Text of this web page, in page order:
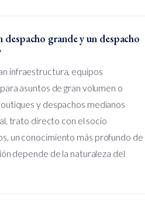
despacho grande y un despacho
infraestructura, equipos
asuntos de gran volumen o
y despachos medianos
trato directo con el socio
un conocimiento más profundo de
depende de la naturaleza del